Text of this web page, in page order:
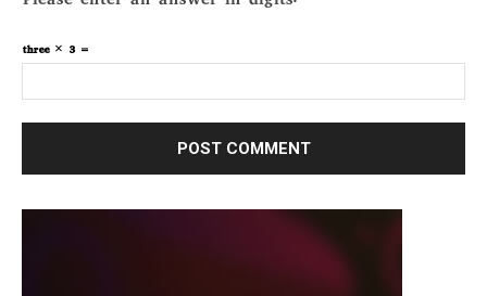
three × 3 =